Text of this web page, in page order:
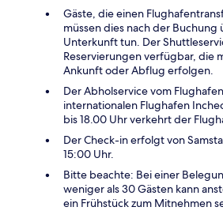
Gäste, die einen
müssen dies nach der
Unterkunft tun. Der
Reservierungen verfügbar, die
Ankunft oder Abflug erfolgen.
Der Abholservice vom
internationalen Flughafen
bis 18.00 Uhr verkehrt der
Der Check-in erfolgt von
15:00 Uhr.
Bitte beachte: Bei einer
weniger als 30 Gästen kann
ein Frühstück zum Mitnehmen